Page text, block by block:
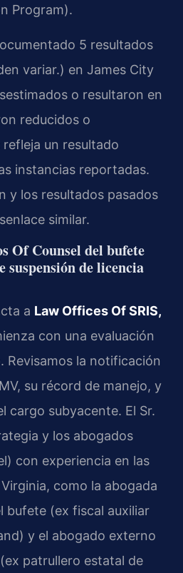
Program).
5 resultados
variar.) en James City
o resultaron en
reducidos o
un resultado
instancias reportadas.
y los resultados pasados
similar.
Of Counsel del bufete
suspensión de licencia
a Law Offices Of SRIS,
con una evaluación
Revisamos la notificación
su récord de manejo, y
cargo subyacente. El Sr.
y los abogados
con experiencia en las
como la abogada
bufete (ex fiscal auxiliar
y el abogado externo
patrullero estatal de